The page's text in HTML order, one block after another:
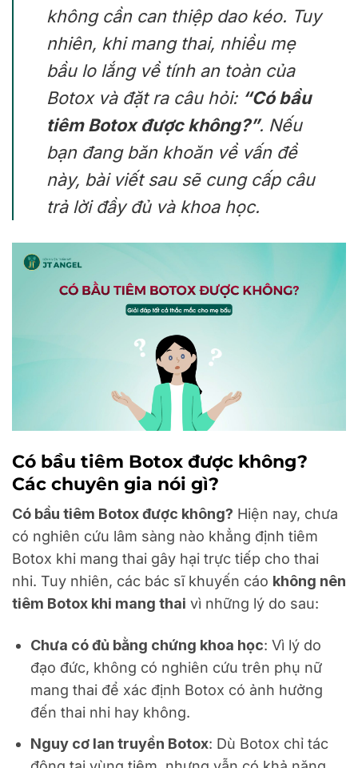
không cần can thiệp dao kéo. Tuy
nhiên, khi mang thai, nhiều mẹ
bầu lo lắng về tính an toàn của
Botox và đặt ra câu hỏi: “Có bầu
tiêm Botox được không?”. Nếu
bạn đang băn khoăn về vấn đề
này, bài viết sau sẽ cung cấp câu
trả lời đầy đủ và khoa học.
Có bầu tiêm Botox được không?
Các chuyên gia nói gì?
Có bầu tiêm Botox được không? Hiện nay, chưa
có nghiên cứu lâm sàng nào khẳng định tiêm
Botox khi mang thai gây hại trực tiếp cho thai
nhi. Tuy nhiên, các bác sĩ khuyến cáo không nên
tiêm Botox khi mang thai vì những lý do sau:
Chưa có đủ bằng chứng khoa học: Vì lý do
đạo đức, không có nghiên cứu trên phụ nữ
mang thai để xác định Botox có ảnh hưởng
đến thai nhi hay không.
Nguy cơ lan truyền Botox: Dù Botox chỉ tác